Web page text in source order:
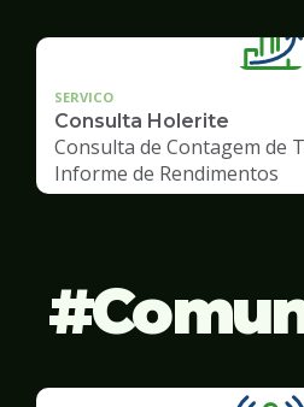
SERVICO
Consulta Holerite
Consulta de Contagem de
Informe de Rendimentos